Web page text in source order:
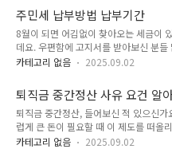
정식 발표되면 업데이트 할 예정입니다.
령액청년미래적금의..
원을 한눈에 정리해드릴게요. 나도 대
중위소득 100% 계산하기 ▶▶ 중위소득
중요한가요? 중위소득이란 국내 모든
열했을 때 중앙에 해당하는 가구의 소득
득 100%는 바로 그 기준선이에요. 평균
파악하는 데 유용하죠. 정부는 이렇게 정
기준으로 생계, 의료,..
주민세 납부방법 납부기간
8월이 되면 어김없이 찾아오는 세금이
데요. 우편함에 고지서를 받아보신 분들
복되는 일이지만 막상 납부하려고 하면
곤 하죠. 오늘은 주민세 납부방법과 납부
드릴 테니 끝까지 읽어보시면 도움이 될
바로가기▶▶ 주민세란 무엇일까?주민
거주하는 주민들이 함께 부담하는 지방
세금이 아니라 서울, 부산, 대구 같은 지
카테고리 없음 2025.09.02
퇴직금 중간정산 사유 요건 알
퇴직금 중간정산, 들어보신 적 있으신가
럽게 큰 돈이 필요할 때 이 제도를 떠올
로는 단순히 “급한 돈이 필요하다”는 이
카테고리 없음 2025.09.02